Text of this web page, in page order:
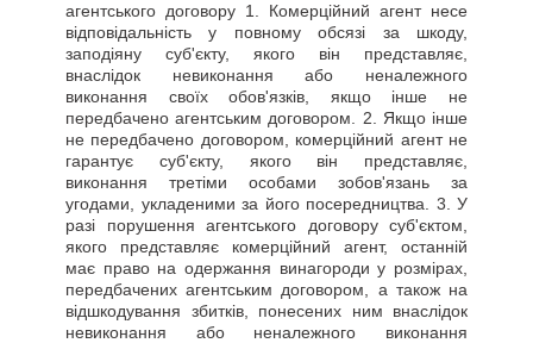
агентського договору 1. Комерційний агент несе
відповідальність у повному обсязі за шкоду,
заподіяну суб'єкту, якого він представляє,
внаслідок невиконання або неналежного
виконання своїх обов'язків, якщо інше не
передбачено агентським договором. 2. Якщо інше
не передбачено договором, комерційний агент не
гарантує суб'єкту, якого він представляє,
виконання третіми особами зобов'язань за
угодами, укладеними за його посередництва. 3. У
разі порушення агентського договору суб'єктом,
якого представляє комерційний агент, останній
має право на одержання винагороди у розмірах,
передбачених агентським договором, а також на
відшкодування збитків, понесених ним внаслідок
невиконання або неналежного виконання